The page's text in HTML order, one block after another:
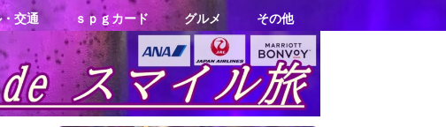
交通 ｓｐｇカード グルメ その他